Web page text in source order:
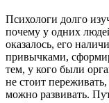
Психологи долго
почему у одних
оказалось, его
привычками,
тем, у кого были
не стоит переживать,
можно развивать.